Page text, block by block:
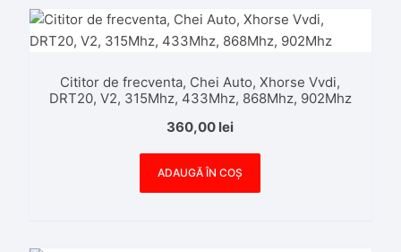
Cititor de frecventa, Chei Auto, Xhorse Vvdi,
DRT20, V2, 315Mhz, 433Mhz, 868Mhz, 902Mhz
360,00 lei
ADAUGĂ ÎN COȘ